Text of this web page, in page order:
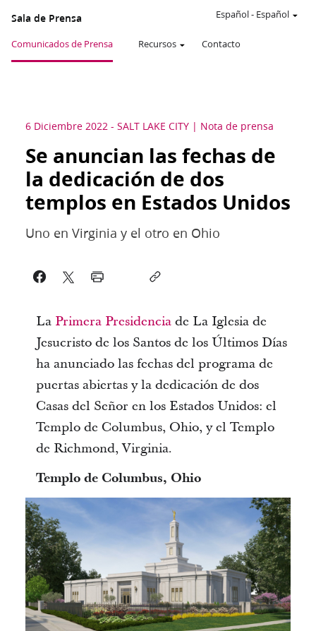
Sala de Prensa
Comunicados de Prensa Recursos Contacto
Español- Español
6 Diciembre 2022 - SALT LAKE CITY Nota de prensa
Se anuncian las fechas de
la dedicación de dos
templos en Estados Unidos
Uno en Virginia y el otro en Ohio
La Primera Presidenciade La Iglesia de
Jesucristo de los Santos de los Últimos Días
ha anunciado las fechas del programa de
puertas abiertas y la dedicación de dos
Casas del Señor en los Estados Unidos: el
Templo de Columbus, Ohio, y el Templo
de Richmond, Virginia.
Templo de Columbus, Ohio